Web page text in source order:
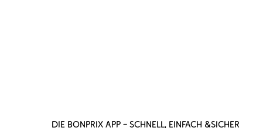
DIE BONPRIX APP – SCHNELL, EINFACH &SICHER